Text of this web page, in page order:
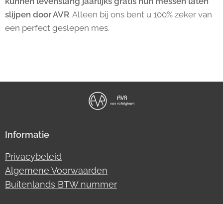
slijpen door AVR. Alleen bij ons bent u 100% zeker van
een perfect geslepen mes.
Informatie
Privacybeleid
Algemene Voorwaarden
Buitenlands BTW nummer